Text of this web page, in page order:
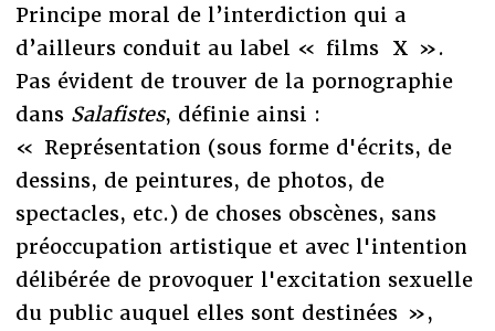
Principe moral de l’interdiction qui a
d’ailleurs conduit au label « films X ».
Pas évident de trouver de la pornographie
dans Salafistes, définie ainsi :
« Représentation (sous forme d'écrits, de
dessins, de peintures, de photos, de
spectacles, etc.) de choses obscènes, sans
préoccupation artistique et avec l'intention
délibérée de provoquer l'excitation sexuelle
du public auquel elles sont destinées »,